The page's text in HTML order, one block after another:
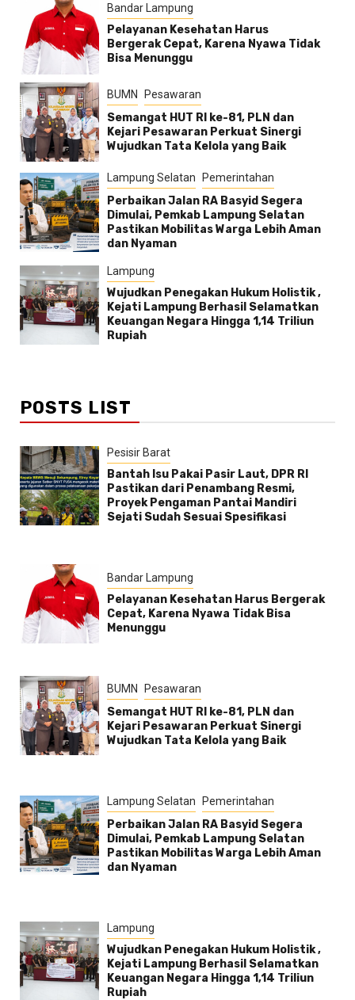
Bandar Lampung
Pelayanan Kesehatan Harus
Bergerak Cepat, Karena Nyawa Tidak
Bisa Menunggu
BUMN Pesawaran
Semangat HUT RI ke-81, PLN dan
Kejari Pesawaran Perkuat Sinergi
Wujudkan Tata Kelola yang Baik
Lampung Selatan Pemerintahan
Perbaikan Jalan RA Basyid Segera
Dimulai, Pemkab Lampung Selatan
Pastikan Mobilitas Warga Lebih Aman
dan Nyaman
Lampung
Wujudkan Penegakan Hukum Holistik ,
Kejati Lampung Berhasil Selamatkan
Keuangan Negara Hingga 1,14 Triliun
Rupiah
POSTS LIST
Pesisir Barat
Bantah Isu Pakai Pasir Laut, DPR RI
Pastikan dari Penambang Resmi,
Proyek Pengaman Pantai Mandiri
Sejati Sudah Sesuai Spesifikasi
Bandar Lampung
Pelayanan Kesehatan Harus Bergerak
Cepat, Karena Nyawa Tidak Bisa
Menunggu
BUMN Pesawaran
Semangat HUT RI ke-81, PLN dan
Kejari Pesawaran Perkuat Sinergi
Wujudkan Tata Kelola yang Baik
Lampung Selatan Pemerintahan
Perbaikan Jalan RA Basyid Segera
Dimulai, Pemkab Lampung Selatan
Pastikan Mobilitas Warga Lebih Aman
dan Nyaman
Lampung
Wujudkan Penegakan Hukum Holistik ,
Kejati Lampung Berhasil Selamatkan
Keuangan Negara Hingga 1,14 Triliun
Rupiah